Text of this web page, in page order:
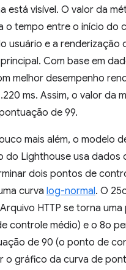
está visível. O valor da
o tempo entre o início do
usuário e a renderização
Com base em
melhor desempenho
ms. Assim, o valor da
de 99.
mais além, o modelo
do Lighthouse usa dados
dois pontos de
curva log-normal. O
HTTP se torna
controle médio) e o 8o
de 90 (o ponto de
o gráfico da curva de